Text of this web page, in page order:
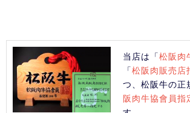
当店は「松阪肉
「松阪肉販売店
つ、松阪牛の正
阪肉牛協會員指